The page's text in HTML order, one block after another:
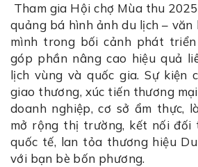
Tham gia Hội chợ Mùa thu
quảng bá hình ảnh du lịch –
mình trong bối cảnh phát
góp phần nâng cao hiệu quả
lịch vùng và quốc gia. Sự kiện
giao thương, xúc tiến thương
doanh nghiệp, cơ sở ẩm thực,
mở rộng thị trường, kết nối đối
quốc tế, lan tỏa thương hiệu
với bạn bè bốn phương.